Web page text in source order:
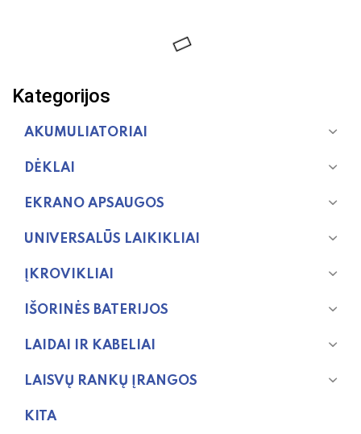
Kategorijos
AKUMULIATORIAI
DĖKLAI
EKRANO APSAUGOS
UNIVERSALŪS LAIKIKLIAI
ĮKROVIKLIAI
IŠORINĖS BATERIJOS
LAIDAI IR KABELIAI
LAISVŲ RANKŲ ĮRANGOS
KITA